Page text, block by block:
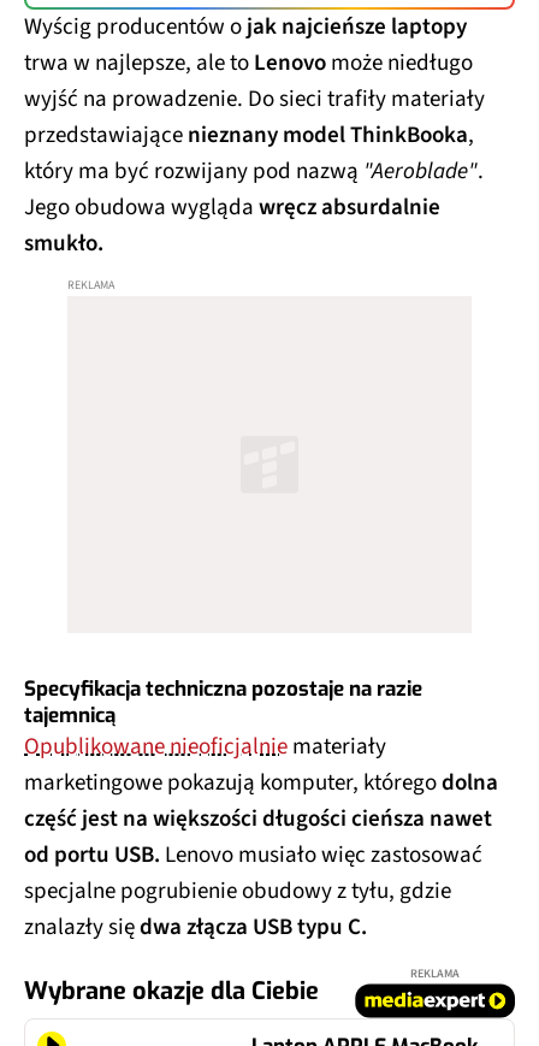
Wyścig producentów ojak najcieńsze laptopy
trwa w najlepsze, ale toLenovomoże niedługo
wyjść na prowadzenie. Do sieci trafiły materiały
przedstawiającenieznany model ThinkBooka,
który ma być rozwijany pod nazwą "Aeroblade".
Jego obudowa wyglądawręcz absurdalnie
smukło.
Specyfikacja techniczna pozostaje na razie
tajemnicą
Opublikowane nieoficjalniemateriały
marketingowe pokazują komputer, któregodolna
część jest na większości długości cieńsza nawet
od portu USB. Lenovo musiało więc zastosować
specjalne pogrubienie obudowy z tyłu, gdzie
znalazły siędwa złącza USB typu C.
Wybrane okazje dla Ciebie
REKLAMA